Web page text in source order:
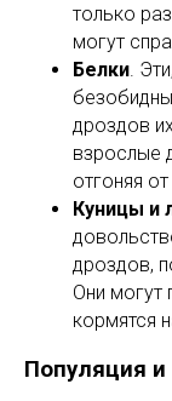
только
могут
Белки .
дроздов
взрослые
отгоняя
Куницы и
дроздов,
Они могут
кормятся
Популяция и